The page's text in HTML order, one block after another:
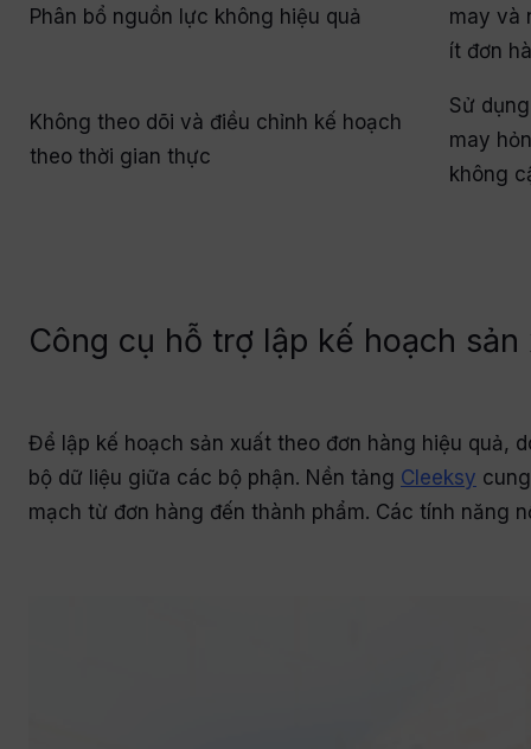
Phân bổ nguồn lực không hiệu quả
may và
ít đơn
Không theo dõi và điều chỉnh kế hoạch
theo thời gian thực
Sử
may
không
Công cụ hỗ trợ lập kế hoạch
Để lập kế hoạch sản xuất theo đơn hàng hiệu quả,
bộ dữ liệu giữa các bộ phận. Nền tảng Cleeksy
mạch từ đơn hàng đến thành phẩm. Các tính năng